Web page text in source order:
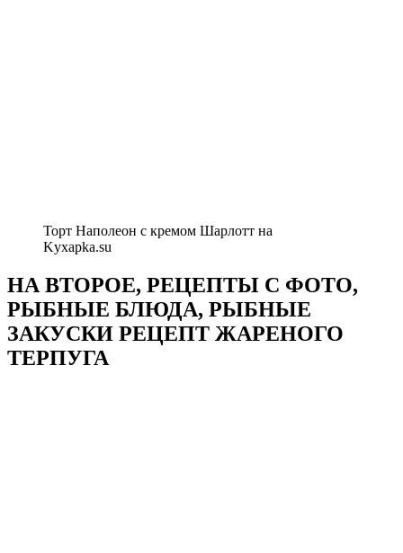
Торт Наполеон с кремом Шарлотт на
Kyxapka.su
НА ВТОРОЕ, РЕЦЕПТЫ С ФОТО,
РЫБНЫЕ БЛЮДА, РЫБНЫЕ
ЗАКУСКИ РЕЦЕПТ ЖАРЕНОГО
ТЕРПУГА